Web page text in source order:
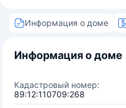
Информация о доме
Информация о доме
Кадастровый номер:
89:12:110709:268